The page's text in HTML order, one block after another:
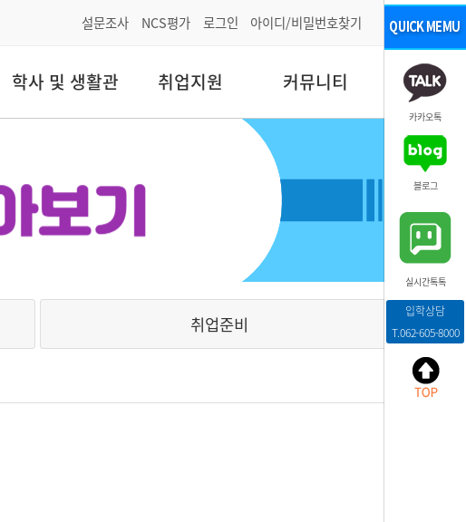
설문조사 NCS평가 로그인 아이디/비밀번호찾기
학사 및 생활관 취업지원 커뮤니티
취업준비
카카오톡
블로그
실시간톡톡
입학상담
T.062-605-8000